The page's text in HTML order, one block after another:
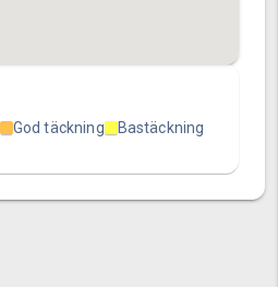
God täckning
Bastäckning